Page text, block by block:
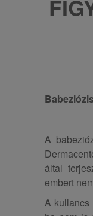
Babeziózis
A
által
embert
A kullancs